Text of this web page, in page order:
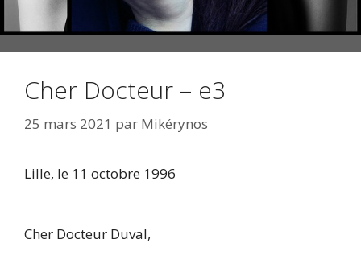
Cher Docteur – e3
25 mars 2021 par Mikérynos
Lille, le 11 octobre 1996
Cher Docteur Duval,